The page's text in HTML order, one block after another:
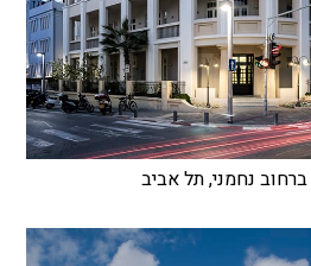
ברחוב נחמני, תל אביב